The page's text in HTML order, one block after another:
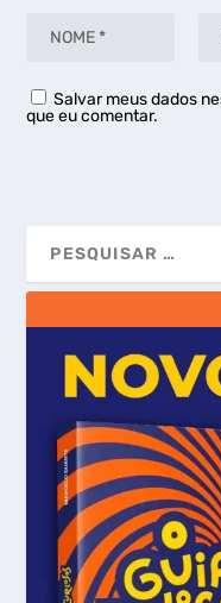
Salvar meus dados
que eu comentar.